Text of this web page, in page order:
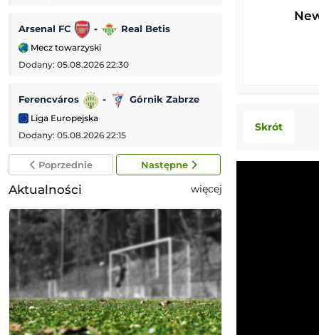
Arsenal FC - Real Betis
Mecz towarzyski
Dodany: 05.08.2026 22:30
Ferencváros - Górnik Zabrze
Liga Europejska
Dodany: 05.08.2026 22:15
Poprzednie Następne
Aktualności więcej
Skrót